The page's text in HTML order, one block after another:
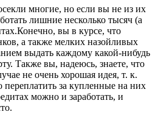
многие, но если вы не из их
лишние несколько тысяч (а
Конечно, вы в курсе, что
а также мелких назойливых
выдать каждому какой-нибудь
Также вы, надеюсь, знаете, что
не очень хорошая идея, т. к.
переплатить за купленные на них
можно и заработать, и